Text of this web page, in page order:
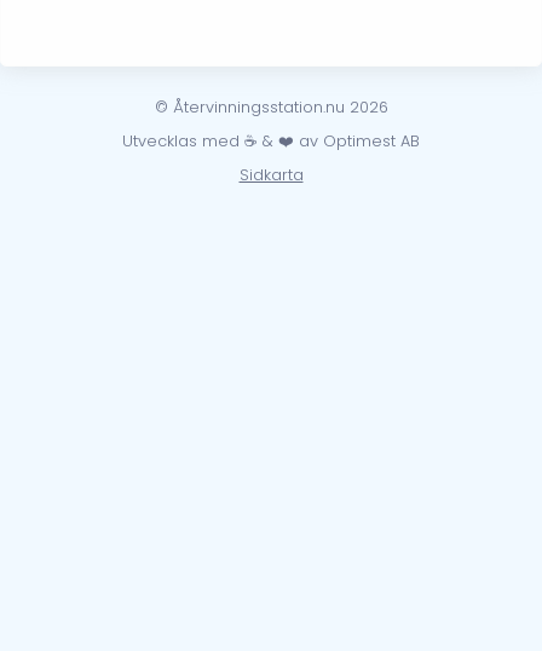
© Återvinningsstation.nu 2026
Utvecklas med ☕ & ❤️ av Optimest AB
Sidkarta